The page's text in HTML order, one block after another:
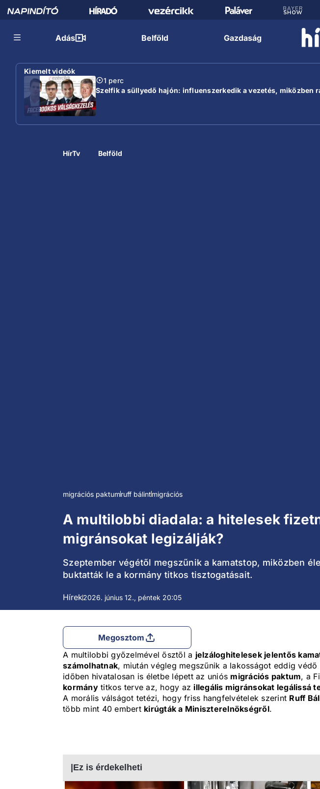
Adás Belföld Gazdaság
Kiemelt videók
1 perc
Szelfik a süllyedő hajón: influenszerkedik a vezetés, miközben
HírTv Belföld
migrációs paktumruff bálintmigrációs
A multilobbi diadala: a hitelesek
migránsokat legizálják?
Szeptember végétől megszűnik a kamatstop, miközben
buktatták le a kormány titkos tisztogatásait.
Hírek2026. június 12., péntek 20:05
Megosztom
A multilobbi győzelmével ősztől a jelzáloghitelesek jelentős
számolhatnak, miután végleg megszűnik a lakosságot eddig védő
időben hivatalosan is életbe lépett az uniós migrációs paktum, a
kormánytitkos terve az, hogy az illegális migránsokat legálissá
A morális válságot tetézi, hogy friss hangfelvételek szerint Ruff
több mint 40 embert kirúgták a Miniszterelnökségről.